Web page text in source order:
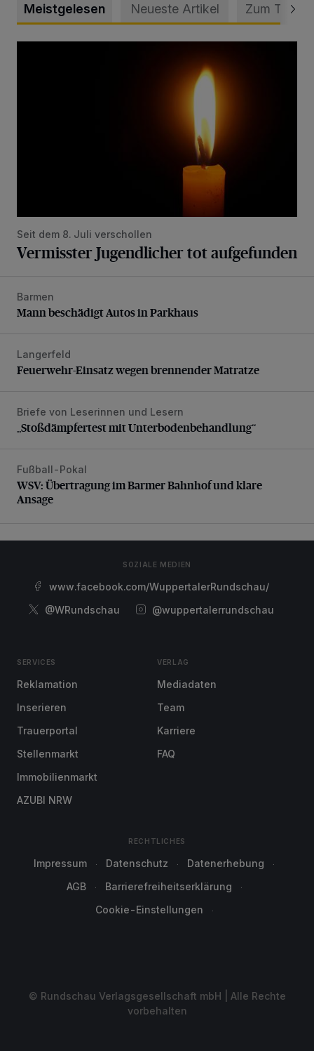
Meistgelesen Neueste Artikel Zum Thema
Seit dem 8. Juli verschollen
Vermisster Jugendlicher tot aufgefunden
Mann beschädigt Autos in Parkhaus
Barmen
Mann beschädigt Autos in Parkhaus
Feuerwehr-Einsatz wegen brennender Matratze
Langerfeld
Feuerwehr-Einsatz wegen brennender Matratze
„Stoßdämpfertest mit Unterbodenbehandlung“
Briefe von Leserinnen und Lesern
„Stoßdämpfertest mit Unterbodenbehandlung“
WSV: Übertragung im Barmer Bahnhof und klare Ansage
Fußball-Pokal
WSV: Übertragung im Barmer Bahnhof und klare
Ansage
SOZIALE MEDIEN
www.facebook.com/WuppertalerRundschau/
@WRundschau
@wuppertalerrundschau
SERVICES
Reklamation
Inserieren
Trauerportal
Stellenmarkt
Immobilienmarkt
AZUBI NRW
VERLAG
Mediadaten
Team
Karriere
FAQ
RECHTLICHES
Impressum Datenschutz
Datenerhebung
AGB
Barrierefreiheitserklärung
Cookie-Einstellungen
© Rundschau Verlagsgesellschaft mbH | Alle Rechte
vorbehalten